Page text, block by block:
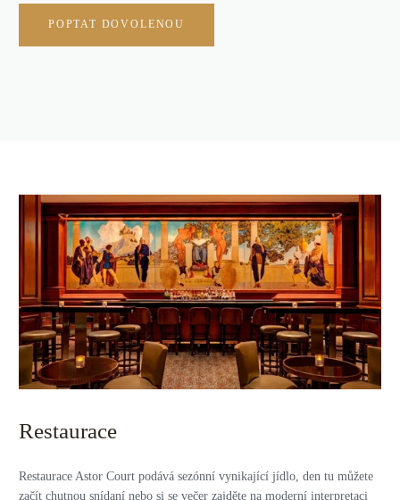
POPTAT DOVOLENOU
Restaurace
Restaurace Astor Court podává sezónní vynikající jídlo, den tu můžete
začít chutnou snídaní nebo si se večer zajděte na moderní interpretaci